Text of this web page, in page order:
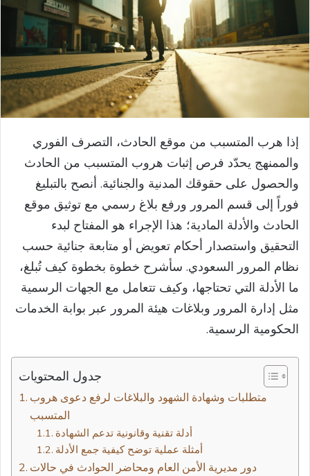
إذا هرب المتسبب من موقع الحادث، التصرف الفوري
والممنهج يحدّد فرص إثبات هروب المتسبب من الحادث
والحصول على حقوقك المدنية والجنائية. أنصح بالتبليغ
فوراً إلى قسم المرور ورفع بلاغ رسمي مع توثيق موقع
الحادث والأدلة المادية؛ هذا الإجراء هو المفتاح لبدء
التحقيق واستصدار أحكام تعويض أو متابعة جنائية حسب
نظام المرور السعودي. سأشرح خطوة بخطوة كيف تُبلغ،
ما الأدلة التي تحتاجها، وكيف تتعامل مع الجهات الرسمية
مثل إدارة المرور وبلاغات هيئة المرور عبر بوابة الخدمات
الحكومية الرسمية.
جدول المحتويات
متطلبات وشهادة الشهود والبلاغات لرفع دعوى هروب
المتسبب
أدلة تقنية وقانونية تدعم الشهادة
أمثلة عملية توضح كيفية جمع الأدلة
دور مديرية الأمن العام ومحاضر الحوادث في حالات